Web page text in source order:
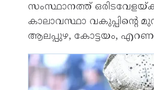
സംസ്ഥാനത്ത്
കാലാവസ്ഥാ വകുപ്പിന്റെ
ആലപ്പുഴ, കോട്ടയം,